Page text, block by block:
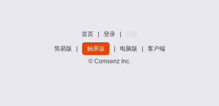
首页 登录
简易版 触屏版 电脑版
客户端
© Comsenz Inc.